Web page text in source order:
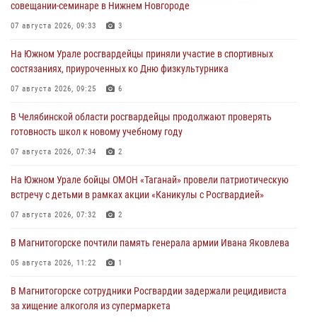
совещании-семинаре в Нижнем Новгороде
07 августа 2026, 09:33 3
На Южном Урале росгвардейцы приняли участие в спортивных
состязаниях, приуроченных ко Дню физкультурника
07 августа 2026, 09:25 6
В Челябинской области росгвардейцы продолжают проверять
готовность школ к новому учебному году
07 августа 2026, 07:34 2
На Южном Урале бойцы ОМОН «Таганай» провели патриотическую
встречу с детьми в рамках акции «Каникулы с Росгвардией»
07 августа 2026, 07:32 2
В Магнитогорске почтили память генерала армии Ивана Яковлева
05 августа 2026, 11:22 1
В Магнитогорске сотрудники Росгвардии задержали рецидивиста
за хищение алкоголя из супермаркета